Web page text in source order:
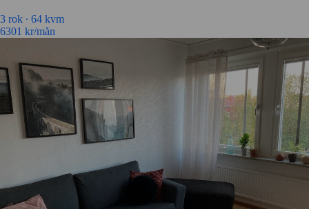
3 rok ∙ 64 kvm
6301 kr/mån